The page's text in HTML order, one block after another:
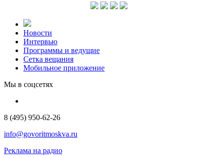
Новости
Интервью
Программы и ведущие
Сетка вещания
Мобильное приложение
Мы в соцсетях
8 (495) 950-62-26
info@govoritmoskva.ru
Реклама на радио